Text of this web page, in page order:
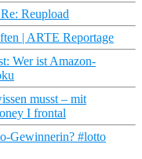
Reupload
| ARTE Reportage
Wer ist Amazon-
musst – mit
I frontal
Gewinnerin? #lotto